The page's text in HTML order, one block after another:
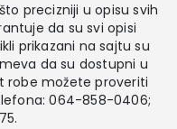
precizniji u opisu svih
da su svi opisi
prikazani na sajtu su
da su dostupni u
robe možete proveriti
064-858-0406;